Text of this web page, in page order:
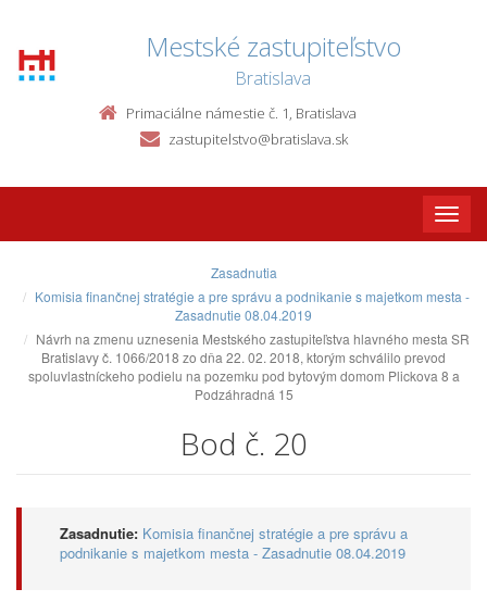
Mestské zastupiteľstvo
Bratislava
Primaciálne námestie č. 1, Bratislava
zastupitelstvo@bratislava.sk
Toggle
Zasadnutia
Komisia finančnej stratégie a pre správu a podnikanie s majetkom mesta -
Zasadnutie 08.04.2019
Návrh na zmenu uznesenia Mestského zastupiteľstva hlavného mesta SR
Bratislavy č. 1066/2018 zo dňa 22. 02. 2018, ktorým schválilo prevod
spoluvlastníckeho podielu na pozemku pod bytovým domom Plickova 8 a
Podzáhradná 15
Bod č. 20
Zasadnutie: Komisia finančnej stratégie a pre správu a
podnikanie s majetkom mesta - Zasadnutie 08.04.2019